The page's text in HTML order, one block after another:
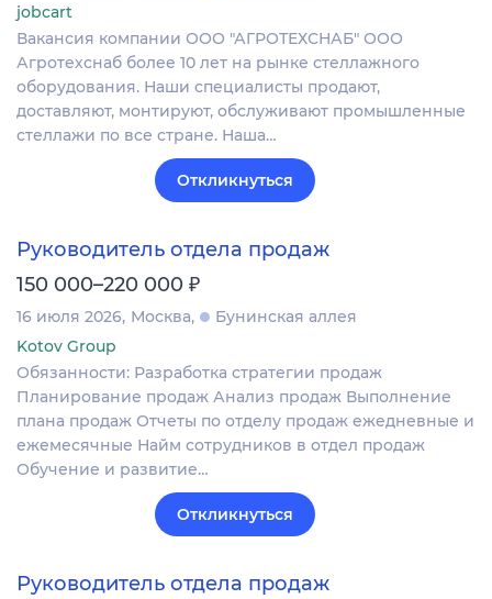
jobcart
Вакансия компании ООО "АГРОТЕХСНАБ" ООО
Агротехснаб более 10 лет на рынке стеллажного
оборудования. Наши специалисты продают,
доставляют, монтируют, обслуживают промышленные
стеллажи по все стране. Наша…
Откликнуться
Руководитель отдела продаж
150 000–220 000 ₽
16 июля 2026 Москва
Бунинская аллея
Kotov Group
Обязанности: Разработка стратегии продаж
Планирование продаж Анализ продаж Выполнение
плана продаж Отчеты по отделу продаж ежедневные и
ежемесячные Найм сотрудников в отдел продаж
Обучение и развитие…
Откликнуться
Руководитель отдела продаж